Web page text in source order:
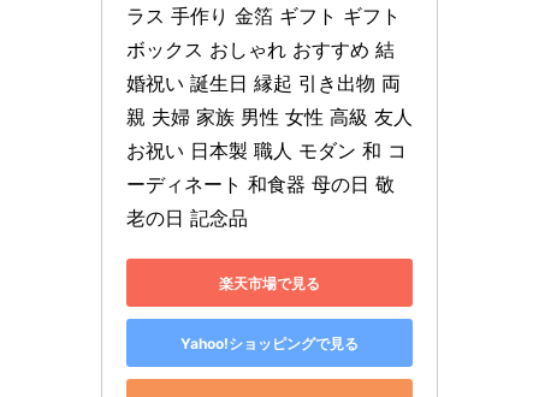
ラス 手作り 金箔 ギフト ギフト
ボックス おしゃれ おすすめ 結
婚祝い 誕生日 縁起 引き出物 両
親 夫婦 家族 男性 女性 高級 友人
お祝い 日本製 職人 モダン 和 コ
ーディネート 和食器 母の日 敬
老の日 記念品
楽天市場で見る
Yahoo!ショッピングで見る